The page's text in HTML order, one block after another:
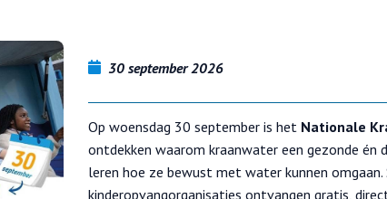
30 september 2026
Op woensdag 30 september is het Nationale
ontdekken waarom kraanwater een gezonde én
leren hoe ze bewust met water kunnen omgaan.
kinderopvangorganisaties ontvangen gratis,